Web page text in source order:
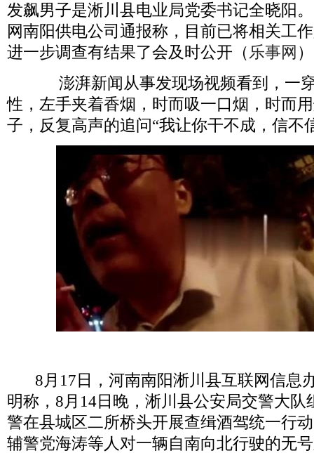
发飙男子是淅川县电业局党委书记全晓阳。
网南阳供电公司通报称，目前已将相关工
进一步调查有结果了会及时公开（乐事网
澎湃新闻从事发现场视频看到，一
性，左手夹着香烟，时而吸一口烟，时而
子，反复高声的追问“我让你干不成，信不
8月 17日，河南南阳淅川县互联网信息
明称， 8月 14日晚，淅川县公安局交警大队
警在县城区二所桥头开展查缉酒驾统一行
辅警党海涛等人对一辆自南向北行驶的无